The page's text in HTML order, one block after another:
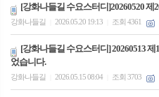
[강화나들길 수요스터디]20260520 제
강화나들길 2026.05.20 19:13 조회 4361
[강화나들길 수요스터디] 20260513
었습니다.
강화나들길 2026.05.15 08:04 조회 3703